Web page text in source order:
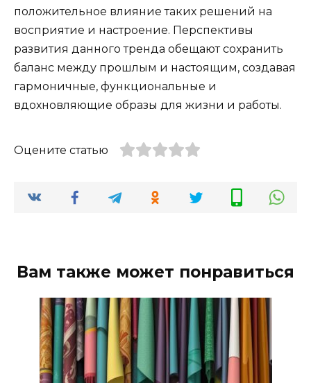
положительное влияние таких решений на
восприятие и настроение. Перспективы
развития данного тренда обещают сохранить
баланс между прошлым и настоящим, создавая
гармоничные, функциональные и
вдохновляющие образы для жизни и работы.
Оцените статью
Вам также может понравиться